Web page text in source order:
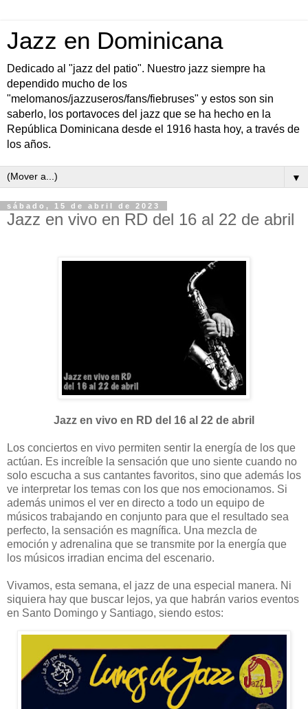
Jazz en Dominicana
Dedicado al "jazz del patio". Nuestro jazz siempre ha
dependido mucho de los
"melomanos/jazzuseros/fans/fiebruses" y estos son sin
saberlo, los portavoces del jazz que se ha hecho en la
República Dominicana desde el 1916 hasta hoy, a través de
los años.
▼
sábado, 15 de abril de 2023
Jazz en vivo en RD del 16 al 22 de abril
Jazz en vivo en RD del 16 al 22 de abril
Los conciertos en vivo permiten sentir la energía de los que
actúan. Es increíble la sensación que uno siente cuando no
solo escucha a sus cantantes favoritos, sino que además los
ve interpretar los temas con los que nos emocionamos. Si
además unimos el ver en directo a todo un equipo de
músicos trabajando en conjunto para que el resultado sea
perfecto, la sensación es magnífica. Una mezcla de
emoción y adrenalina que se transmite por la energía que
los músicos irradian encima del escenario.
Vivamos, esta semana, el jazz de una especial manera. Ni
siquiera hay que buscar lejos, ya que habrán varios eventos
en Santo Domingo y Santiago, siendo estos: